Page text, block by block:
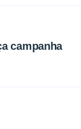
campanha